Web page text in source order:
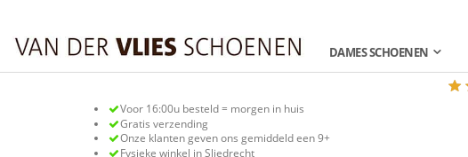
de
inhoud
DAMES SCHOENEN
Voor 16:00u besteld = morgen in huis
Gratis verzending
Onze klanten geven ons gemiddeld een 9+
Fysieke winkel in Sliedrecht